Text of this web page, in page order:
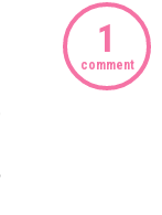
1
comment